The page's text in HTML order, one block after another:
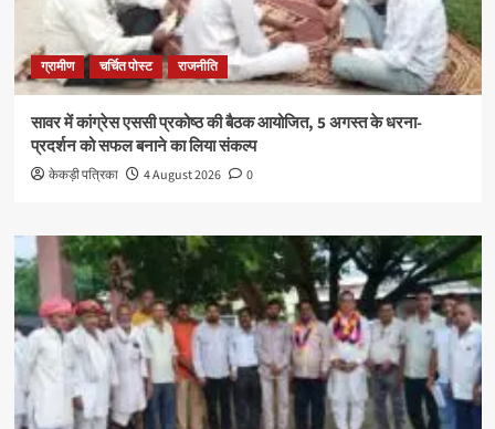
ग्रामीण चर्चित पोस्ट राजनीति
सावर में कांग्रेस एससी प्रकोष्ठ की बैठक आयोजित, 5 अगस्त के धरना-
प्रदर्शन को सफल बनाने का लिया संकल्प
केकड़ी पत्रिका 4 August 2026 0